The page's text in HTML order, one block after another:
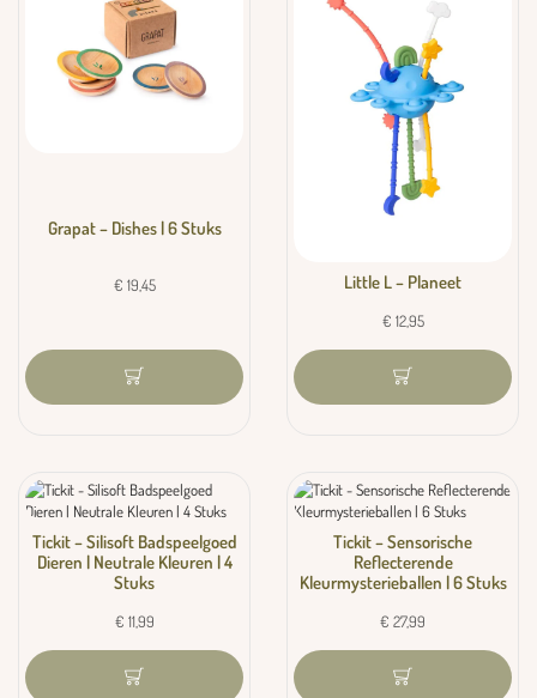
Grapat – Dishes | 6 Stuks
€ 19,45 Little L – Planeet
€ 12,95
Tickit – Silisoft Badspeelgoed
Dieren | Neutrale Kleuren | 4
Stuks
€ 11,99
Tickit – Sensorische
Reflecterende
Kleurmysterieballen | 6 Stuks
€ 27,99